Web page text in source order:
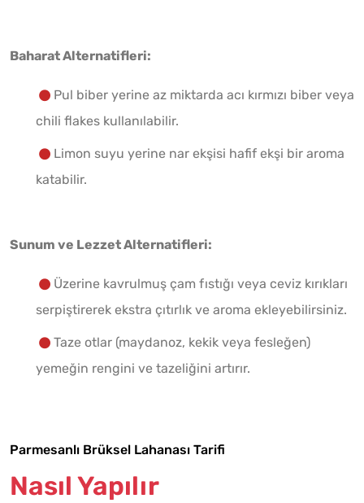
Baharat Alternatifleri:
Pul biber yerine az miktarda acı kırmızı biber veya
chili flakes kullanılabilir.
Limon suyu yerine nar ekşisi hafif ekşi bir aroma
katabilir.
Sunum ve Lezzet Alternatifleri:
Üzerine kavrulmuş çam fıstığı veya ceviz kırıkları
serpiştirerek ekstra çıtırlık ve aroma ekleyebilirsiniz.
Taze otlar (maydanoz, kekik veya fesleğen)
yemeğin rengini ve tazeliğini artırır.
Parmesanlı Brüksel Lahanası Tarifi
Nasıl Yapılır